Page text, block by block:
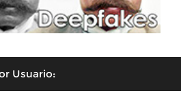
Usuario: